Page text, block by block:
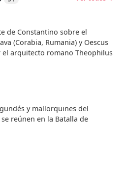
de Constantino sobre el
(Corabia, Rumania) y Oescus
el arquitecto romano Theophilus
y mallorquines del
reúnen en la Batalla de